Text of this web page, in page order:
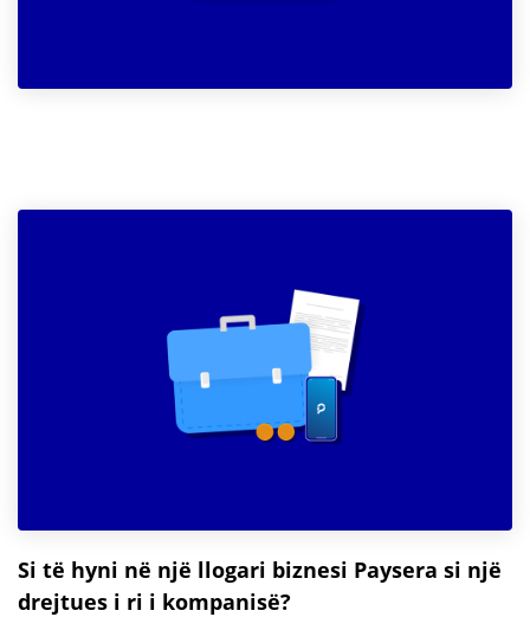
Si të hyni në një llogari biznesi Paysera si një
drejtues i ri i kompanisë?